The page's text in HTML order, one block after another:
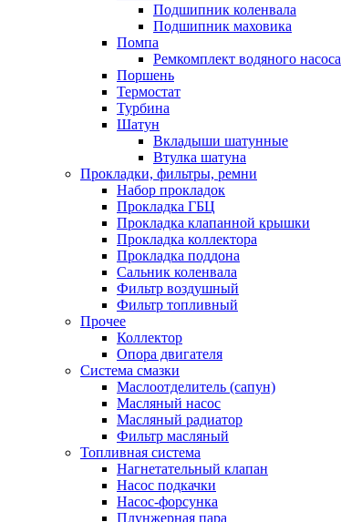
Подшипник коленвала
Подшипник маховика
Помпа
Ремкомплект водяного насоса
Поршень
Термостат
Турбина
Шатун
Вкладыши шатунные
Втулка шатуна
Прокладки, фильтры, ремни
Набор прокладок
Прокладка ГБЦ
Прокладка клапанной крышки
Прокладка коллектора
Прокладка поддона
Сальник коленвала
Фильтр воздушный
Фильтр топливный
Прочее
Коллектор
Опора двигателя
Система смазки
Маслоотделитель (сапун)
Масляный насос
Масляный радиатор
Фильтр масляный
Топливная система
Нагнетательный клапан
Насос подкачки
Насос-форсунка
Плунжерная пара